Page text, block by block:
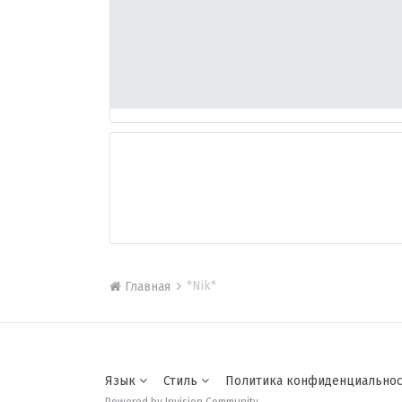
Главная *Nik*
Язык Стиль Политика